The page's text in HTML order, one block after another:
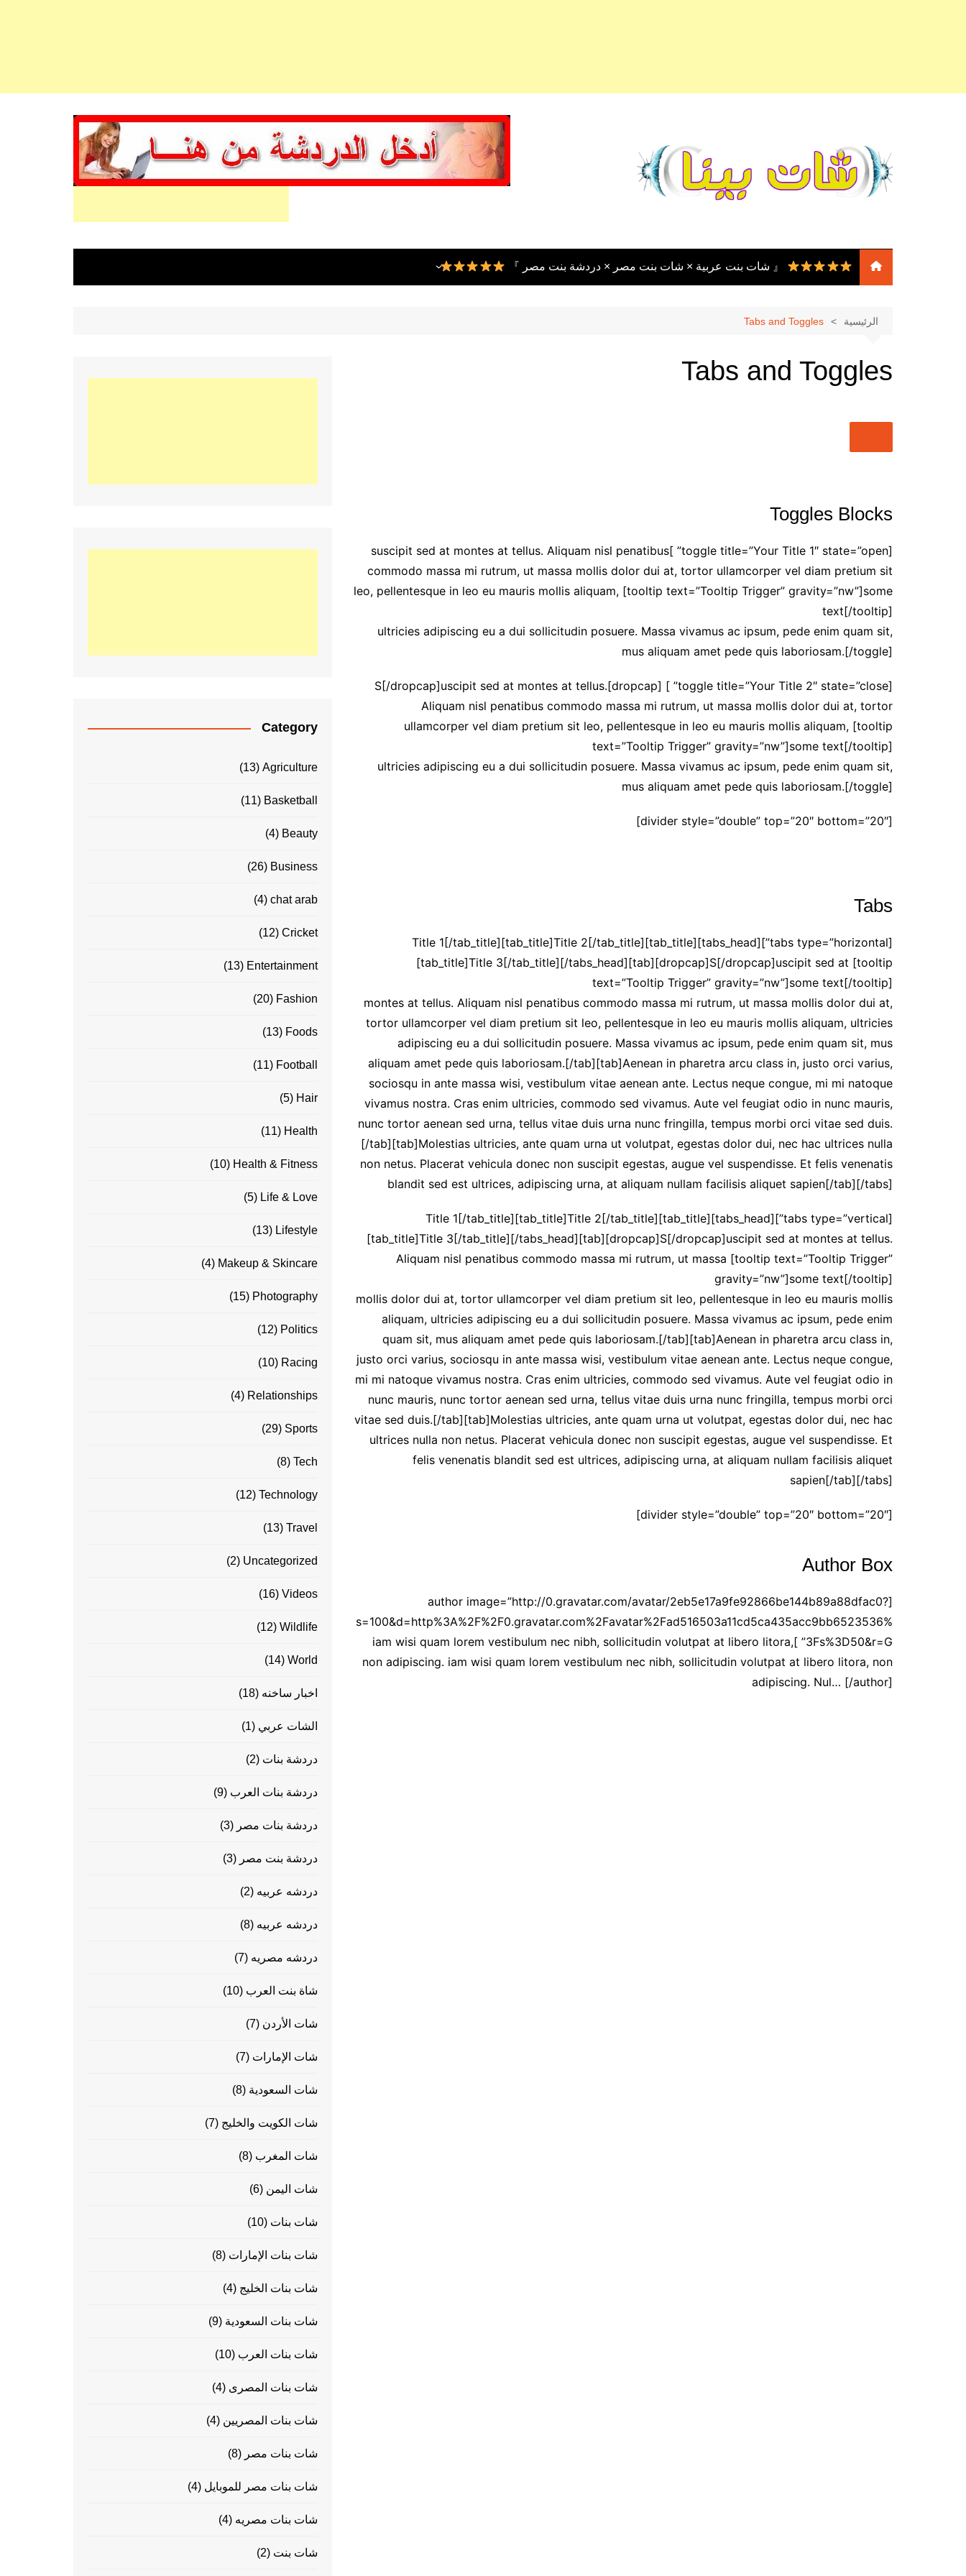
『 شات بنت عربية × شات بنت مصر × دردشة بنت مصر 』
شات بنت مصر 』
شات بنت مصر | دردشة
مصرية فورية
✦
دردشة عربية مباشرة بلا تعقيد
✦
شات أميرتي الأميرة |
✦ شات أميرتي – My
Princess Chat ✦ تجربة
دردشة عربية راقية بمعايير
حديثة
شات أميرتي اللبنانية – أناقة
شات عربي مباشر – تواصل
حقيقي بنكهة عربية أصيلة
شات أميرتي موبايل – تجربة
chat-algeria
شات سحابة صيف , شات نبض
شات بينا ,شات بينا حب,شات
الرئيسية Tabs and Toggles
Tabs and Toggles
Toggles Blocks
[toggle title=”Your Title 1″ state=”open” ]suscipit sed at montes at tellus. Aliquam nisl penatibus
commodo massa mi rutrum, ut massa mollis dolor dui at, tortor ullamcorper vel diam pretium sit
leo, pellentesque in leo eu mauris mollis aliquam, [tooltip text=”Tooltip Trigger” gravity=”nw”]some
text[/tooltip]
ultricies adipiscing eu a dui sollicitudin posuere. Massa vivamus ac ipsum, pede enim quam sit,
mus aliquam amet pede quis laboriosam.[/toggle]
[toggle title=”Your Title 2″ state=”close” ] [dropcap]S[/dropcap]uscipit sed at montes at tellus.
Aliquam nisl penatibus commodo massa mi rutrum, ut massa mollis dolor dui at, tortor
ullamcorper vel diam pretium sit leo, pellentesque in leo eu mauris mollis aliquam, [tooltip
text=”Tooltip Trigger” gravity=”nw”]some text[/tooltip]
ultricies adipiscing eu a dui sollicitudin posuere. Massa vivamus ac ipsum, pede enim quam sit,
mus aliquam amet pede quis laboriosam.[/toggle]
[divider style=”double” top=”20″ bottom=”20″]
Tabs
[tabs type=”horizontal”][tabs_head][tab_title]Title 1[/tab_title][tab_title]Title 2[/tab_title]
[tab_title]Title 3[/tab_title][/tabs_head][tab][dropcap]S[/dropcap]uscipit sed at [tooltip
text=”Tooltip Trigger” gravity=”nw”]some text[/tooltip]
montes at tellus. Aliquam nisl penatibus commodo massa mi rutrum, ut massa mollis dolor dui at,
tortor ullamcorper vel diam pretium sit leo, pellentesque in leo eu mauris mollis aliquam, ultricies
adipiscing eu a dui sollicitudin posuere. Massa vivamus ac ipsum, pede enim quam sit, mus
aliquam amet pede quis laboriosam.[/tab][tab]Aenean in pharetra arcu class in, justo orci varius,
sociosqu in ante massa wisi, vestibulum vitae aenean ante. Lectus neque congue, mi mi natoque
vivamus nostra. Cras enim ultricies, commodo sed vivamus. Aute vel feugiat odio in nunc mauris,
nunc tortor aenean sed urna, tellus vitae duis urna nunc fringilla, tempus morbi orci vitae sed duis.
[/tab][tab]Molestias ultricies, ante quam urna ut volutpat, egestas dolor dui, nec hac ultrices nulla
non netus. Placerat vehicula donec non suscipit egestas, augue vel suspendisse. Et felis venenatis
blandit sed est ultrices, adipiscing urna, at aliquam nullam facilisis aliquet sapien[/tab][/tabs]
[tabs type=”vertical”][tabs_head][tab_title]Title 1[/tab_title][tab_title]Title 2[/tab_title]
[tab_title]Title 3[/tab_title][/tabs_head][tab][dropcap]S[/dropcap]uscipit sed at montes at tellus.
Aliquam nisl penatibus commodo massa mi rutrum, ut massa [tooltip text=”Tooltip Trigger”
gravity=”nw”]some text[/tooltip]
mollis dolor dui at, tortor ullamcorper vel diam pretium sit leo, pellentesque in leo eu mauris mollis
aliquam, ultricies adipiscing eu a dui sollicitudin posuere. Massa vivamus ac ipsum, pede enim
quam sit, mus aliquam amet pede quis laboriosam.[/tab][tab]Aenean in pharetra arcu class in,
justo orci varius, sociosqu in ante massa wisi, vestibulum vitae aenean ante. Lectus neque congue,
mi mi natoque vivamus nostra. Cras enim ultricies, commodo sed vivamus. Aute vel feugiat odio in
nunc mauris, nunc tortor aenean sed urna, tellus vitae duis urna nunc fringilla, tempus morbi orci
vitae sed duis.[/tab][tab]Molestias ultricies, ante quam urna ut volutpat, egestas dolor dui, nec hac
ultrices nulla non netus. Placerat vehicula donec non suscipit egestas, augue vel suspendisse. Et
felis venenatis blandit sed est ultrices, adipiscing urna, at aliquam nullam facilisis aliquet
sapien[/tab][/tabs]
[divider style=”double” top=”20″ bottom=”20″]
Author Box
[author image=”http://0.gravatar.com/avatar/2eb5e17a9fe92866be144b89a88dfac0?
s=100&d=http%3A%2F%2F0.gravatar.com%2Favatar%2Fad516503a11cd5ca435acc9bb6523536%
3Fs%3D50&r=G” ]iam wisi quam lorem vestibulum nec nibh, sollicitudin volutpat at libero litora,
non adipiscing. iam wisi quam lorem vestibulum nec nibh, sollicitudin volutpat at libero litora, non
adipiscing. Nul… [/author]
Category
Agriculture
(13)
Basketball
(11)
Beauty
(4)
Business
(26)
chat arab
(4)
Cricket
(12)
Entertainment
(13)
Fashion
(20)
Foods
(13)
Football
(11)
Hair
(5)
Health
(11)
Health & Fitness
(10)
Life & Love
(5)
Lifestyle
(13)
Makeup & Skincare
(4)
Photography
(15)
Politics
(12)
Racing
(10)
Relationships
(4)
Sports
(29)
Tech
(8)
Technology
(12)
Travel
(13)
Uncategorized
(2)
Videos
(16)
Wildlife
(12)
World
(14)
اخبار ساخنه (18)
الشات عربي (1)
دردشة بنات (2)
دردشة بنات العرب (9)
دردشة بنات مصر (3)
دردشة بنت مصر (3)
دردشه عربيه (2)
دردشه عربيه (8)
دردشه مصريه (7)
شاة بنت العرب (10)
شات الأردن (7)
شات الإمارات (7)
شات السعودية (8)
شات الكويت والخليج (7)
شات المغرب (8)
شات اليمن (6)
شات بنات (10)
شات بنات الإمارات (8)
شات بنات الخليج (4)
شات بنات السعودية (9)
شات بنات العرب (10)
شات بنات المصرى (4)
شات بنات المصريين (4)
شات بنات مصر (8)
شات بنات مصر للموبايل (4)
شات بنات مصريه (4)
شات بنت (2)